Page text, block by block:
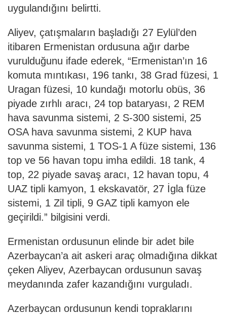
uygulandığını belirtti.
Aliyev, çatışmaların başladığı 27 Eylül’den
itibaren Ermenistan ordusuna ağır darbe
vurulduğunu ifade ederek, “Ermenistan’ın 16
komuta mıntıkası, 196 tankı, 38 Grad füzesi, 1
Uragan füzesi, 10 kundağı motorlu obüs, 36
piyade zırhlı aracı, 24 top bataryası, 2 REM
hava savunma sistemi, 2 S-300 sistemi, 25
OSA hava savunma sistemi, 2 KUP hava
savunma sistemi, 1 TOS-1 A füze sistemi, 136
top ve 56 havan topu imha edildi. 18 tank, 4
top, 22 piyade savaş aracı, 12 havan topu, 4
UAZ tipli kamyon, 1 ekskavatör, 27 İgla füze
sistemi, 1 Zil tipli, 9 GAZ tipli kamyon ele
geçirildi.” bilgisini verdi.
Ermenistan ordusunun elinde bir adet bile
Azerbaycan’a ait askeri araç olmadığına dikkat
çeken Aliyev, Azerbaycan ordusunun savaş
meydanında zafer kazandığını vurguladı.
Azerbaycan ordusunun kendi topraklarını